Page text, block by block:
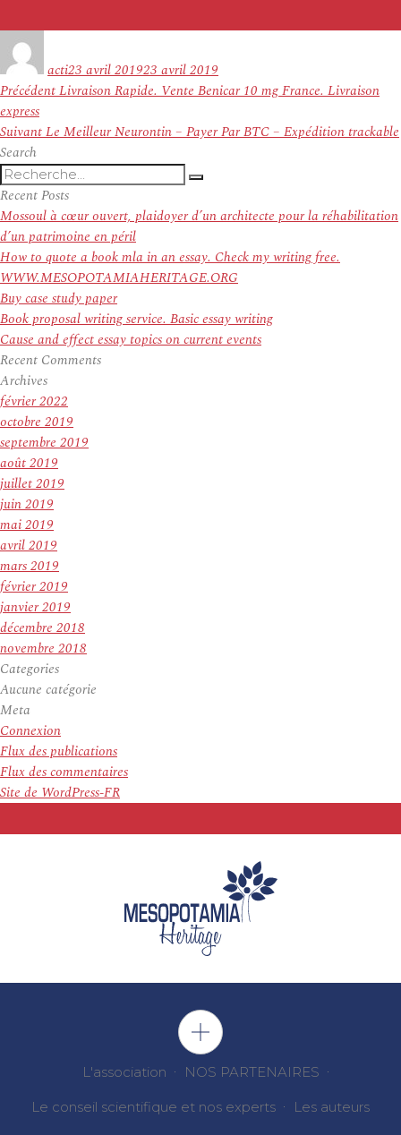
actile
23 avril 201923 avril 2019
Navigation
de
l’article
PrécédentArticle
Livraison Rapide. Vente Benicar 10 mg France. Livraison
express
SuivantArticle
Le Meilleur Neurontin – Payer Par BTC – Expédition trackable
Search
Recherche
pour
:
Recherche
Recent Posts
Mossoul à cœur ouvert, plaidoyer d’un architecte pour la réhabilitation
d’un patrimoine en péril
How to quote a book mla in an essay. Check my writing free.
WWW.MESOPOTAMIAHERITAGE.ORG
Buy case study paper
Book proposal writing service. Basic essay writing
Cause and effect essay topics on current events
Recent Comments
Archives
février 2022
octobre 2019
septembre 2019
août 2019
juillet 2019
juin 2019
mai 2019
avril 2019
mars 2019
février 2019
janvier 2019
décembre 2018
novembre 2018
Categories
Aucune catégorie
Meta
Connexion
Flux des publications
Flux des commentaires
Site de WordPress-FR
L'association NOS PARTENAIRES
Le conseil scientifique et nos experts Les auteurs